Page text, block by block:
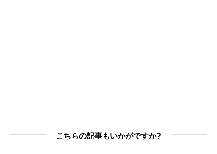
こちらの記事もいかがですか?